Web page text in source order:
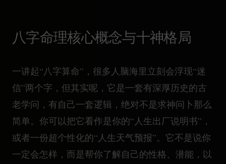
八字命理核心概念与十神格局
一讲起“八字算命”，很多人脑海里立刻会浮现“迷
信”两个字，但其实呢，它是一套有深厚历史的古
老学问，有自己一套逻辑，绝对不是求神问卜那么
简单。你可以把它看作是你的“人生出厂说明书”，
或者一份超个性化的“人生天气预报”。它不是说你
一定会怎样，而是帮你了解自己的性格、潜能，以